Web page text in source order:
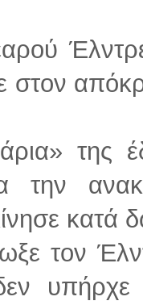
στον
της
την
κατά
τον
υπήρχε